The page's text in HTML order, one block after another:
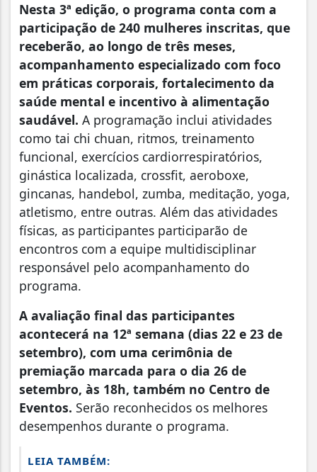
Nesta 3ª edição, o programa conta com a
participação de 240 mulheres inscritas, que
receberão, ao longo de três meses,
acompanhamento especializado com foco
em práticas corporais, fortalecimento da
saúde mental e incentivo à alimentação
saudável. A programação inclui atividades
como tai chi chuan, ritmos, treinamento
funcional, exercícios cardiorrespiratórios,
ginástica localizada, crossfit, aeroboxe,
gincanas, handebol, zumba, meditação, yoga,
atletismo, entre outras. Além das atividades
físicas, as participantes participarão de
encontros com a equipe multidisciplinar
responsável pelo acompanhamento do
programa.
A avaliação final das participantes
acontecerá na 12ª semana (dias 22 e 23 de
setembro), com uma cerimônia de
premiação marcada para o dia 26 de
setembro, às 18h, também no Centro de
Eventos. Serão reconhecidos os melhores
desempenhos durante o programa.
LEIA TAMBÉM: